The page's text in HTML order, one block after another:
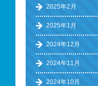
2025年2月
2025年1月
2024年12月
2024年11月
2024年10月